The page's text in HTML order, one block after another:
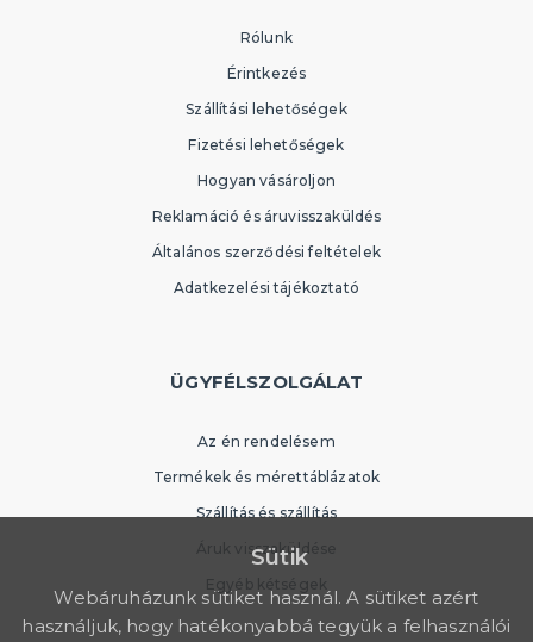
Rólunk
Érintkezés
Szállítási lehetőségek
Fizetési lehetőségek
Hogyan vásároljon
Reklamáció és áruvisszaküldés
Általános szerződési feltételek
Adatkezelési tájékoztató
ÜGYFÉLSZOLGÁLAT
Az én rendelésem
Termékek és mérettáblázatok
Szállítás és szállítás
Áruk visszaküldése
Egyéb kétségek
Sütik
Webáruházunk sütiket használ. A sütiket azért
használjuk, hogy hatékonyabbá tegyük a felhasználói